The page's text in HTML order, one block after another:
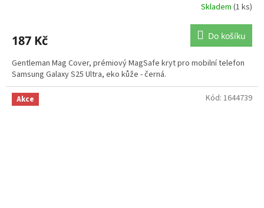
Skladem (1 ks)
187 Kč Do košíku
Gentleman Mag Cover, prémiový MagSafe kryt pro mobilní telefon
Samsung Galaxy S25 Ultra, eko kůže - černá.
Akce Kód: 1644739